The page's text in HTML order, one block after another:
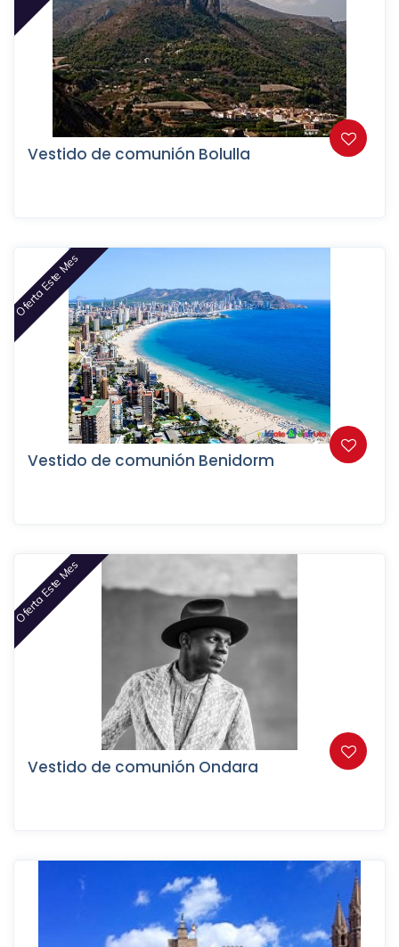
Vestido de comunión Bolulla
Oferta Este Mes
Vestido de comunión Benidorm
Oferta Este Mes
Vestido de comunión Ondara